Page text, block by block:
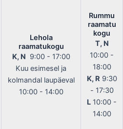
Lehola
raamatukogu
K, N 9:00 - 17:00
Kuu esimesel ja
kolmandal laupäeval
10:00 - 14:00
Rummu
raamatu
kogu
T, N
10:00 -
18:00
K, R 9:30
- 17:30
L 10:00 -
14:00